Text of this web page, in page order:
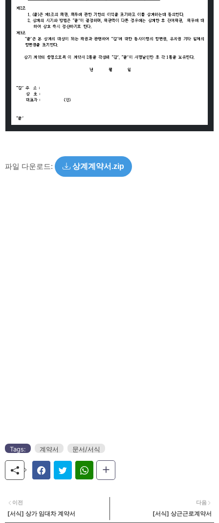
파일 다운로드: 상계계약서.zip
Tags: 계약서 문서/서식
다음
[서식] 상근근로계약서
이전
[서식] 상가 임대차 계약서